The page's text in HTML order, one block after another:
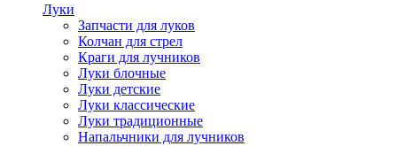
Луки
Запчасти для луков
Колчан для стрел
Краги для лучников
Луки блочные
Луки детские
Луки классические
Луки традиционные
Напальчники для лучников